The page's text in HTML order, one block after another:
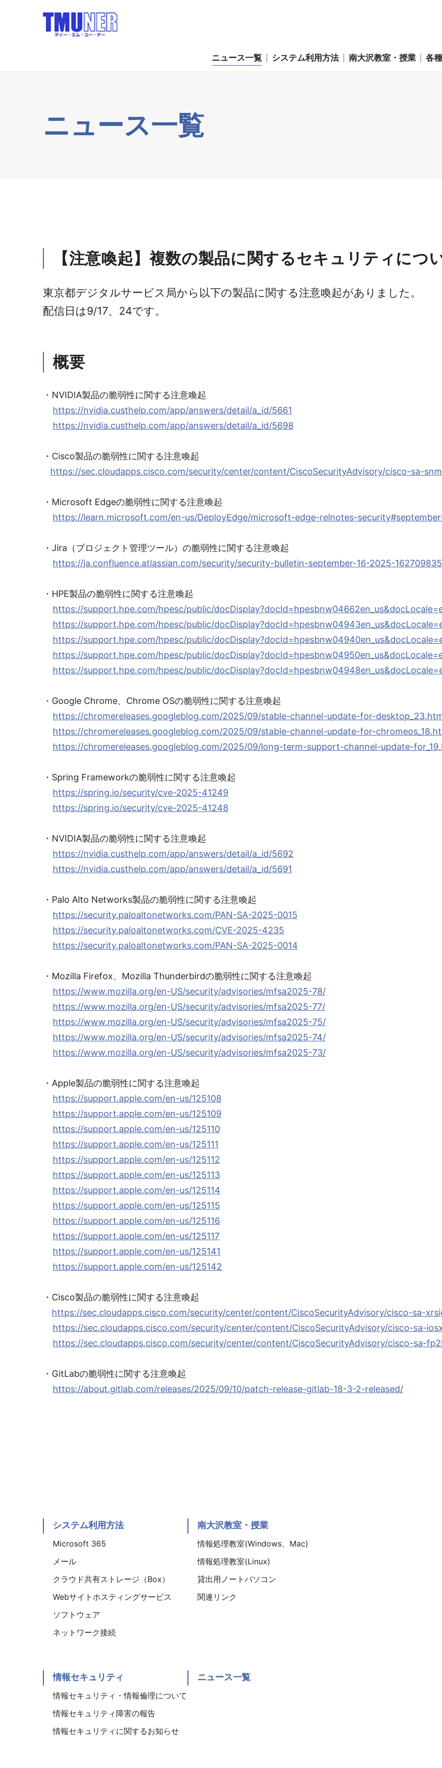
ニュース一覧
【注意喚起】複数の製品に関するセキュリティにつ
東京都デジタルサービス局から以下の製品に関する注意喚起がありました。
配信日は9/17、24です。
概要
・NVIDIA製品の脆弱性に関する注意喚起
https://nvidia.custhelp.com/app/answers/detail/a_id/5661
https://nvidia.custhelp.com/app/answers/detail/a_id/5698
・Cisco製品の脆弱性に関する注意喚起
https://sec.cloudapps.cisco.com/security/center/content/CiscoSecurityAdvisory/cisco-sa-
・Microsoft Edgeの脆弱性に関する注意喚起
https://learn.microsoft.com/en-us/DeployEdge/microsoft-edge-relnotes-
・Jira（プロジェクト管理ツール）の脆弱性に関する注意喚起
https://ja.confluence.atlassian.com/security/security-bulletin-september-16-2025-
・HPE製品の脆弱性に関する注意喚起
https://support.hpe.com/hpesc/public/
https://support.hpe.com/hpesc/public/
https://support.hpe.com/hpesc/public/
https://support.hpe.com/hpesc/public/
https://support.hpe.com/hpesc/public/
・Google Chrome、Chrome OSの脆弱性に関する注意喚起
https://chromereleases.googleblog.com/2025/09/stable-channel-update-for-
https://chromereleases.googleblog.com/2025/09/stable-channel-update-for-
https://chromereleases.googleblog.com/2025/09/long-term-support-channel-update-
・Spring Frameworkの脆弱性に関する注意喚起
https://spring.io/security/cve-2025-41249
https://spring.io/security/cve-2025-41248
・NVIDIA製品の脆弱性に関する注意喚起
https://nvidia.custhelp.com/app/answers/detail/a_id/5692
https://nvidia.custhelp.com/app/answers/detail/a_id/5691
・Palo Alto Networks製品の脆弱性に関する注意喚起
https://security.paloaltonetworks.com/PAN-SA-2025-0015
https://security.paloaltonetworks.com/CVE-2025-4235
https://security.paloaltonetworks.com/PAN-SA-2025-0014
・Mozilla Firefox、Mozilla Thunderbirdの脆弱性に関する注意喚起
https://www.mozilla.org/en-US/security/advisories/mfsa2025-78/
https://www.mozilla.org/en-US/security/advisories/mfsa2025-77/
https://www.mozilla.org/en-US/security/advisories/mfsa2025-75/
https://www.mozilla.org/en-US/security/advisories/mfsa2025-74/
https://www.mozilla.org/en-US/security/advisories/mfsa2025-73/
・Apple製品の脆弱性に関する注意喚起
https://support.apple.com/en-us/125108
https://support.apple.com/en-us/125109
https://support.apple.com/en-us/125110
https://support.apple.com/en-us/125111
https://support.apple.com/en-us/125112
https://support.apple.com/en-us/125113
https://support.apple.com/en-us/125114
https://support.apple.com/en-us/125115
https://support.apple.com/en-us/125116
https://support.apple.com/en-us/125117
https://support.apple.com/en-us/125141
https://support.apple.com/en-us/125142
・Cisco製品の脆弱性に関する注意喚起
https://sec.cloudapps.cisco.com/security/center/content/CiscoSecurityAdvisory/cisco-sa-
https://sec.cloudapps.cisco.com/security/center/content/CiscoSecurityAdvisory/cisco-sa-
https://sec.cloudapps.cisco.com/security/center/content/CiscoSecurityAdvisory/cisco-sa-
・GitLabの脆弱性に関する注意喚起
https://about.gitlab.com/releases/2025/09/10/patch-release-gitlab-18-3-2-released/
システム利用方法
Microsoft 365
メール
クラウド共有ストレージ（Box）
Webサイトホスティングサービス
ソフトウェア
ネットワーク接続
南大沢教室・授業
情報処理教室(Windows、Mac)
情報処理教室(Linux)
貸出用ノートパソコン
関連リンク
情報セキュリティ
情報セキュリティ・情報倫理について
情報セキュリティ障害の報告
情報セキュリティに関するお知らせ
ニュース一覧
ニュース一覧 システム利用方法 南大沢教室・授業 各